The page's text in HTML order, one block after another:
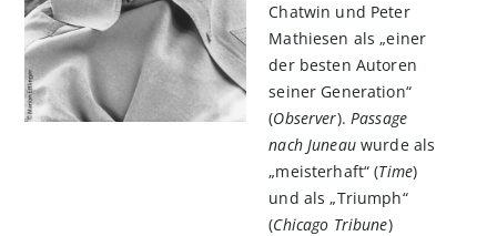
Chatwin und Peter
Mathiesen als „einer
der besten Autoren
seiner Generation“
(Observer). Passage
nach Juneauwurde als
„meisterhaft“ (Time)
und als „Triumph“
(Chicago Tribune)